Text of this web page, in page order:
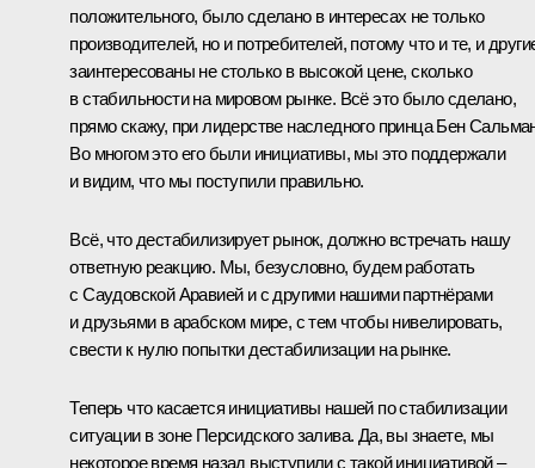
положительного, было сделано в интересах не только
производителей, но и потребителей, потому что и те, и
заинтересованы не столько в высокой цене, сколько
в стабильности на мировом рынке. Всё это было сделано,
прямо скажу, при лидерстве наследного принца Бен
Во многом это его были инициативы, мы это поддержали
и видим, что мы поступили правильно.
Всё, что дестабилизирует рынок, должно встречать нашу
ответную реакцию. Мы, безусловно, будем работать
с Саудовской Аравией и с другими нашими партнёрами
и друзьями в арабском мире, с тем чтобы нивелировать,
свести к нулю попытки дестабилизации на рынке.
Теперь что касается инициативы нашей по стабилизации
ситуации в зоне Персидского залива. Да, вы знаете, мы
некоторое время назад выступили с такой инициативой –